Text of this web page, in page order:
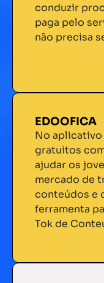
conduzir
paga pelo
não precisa
EDOOFICA
No aplicativo
gratuitos
ajudar os
mercado de
conteúdos e
ferramenta
Tok de